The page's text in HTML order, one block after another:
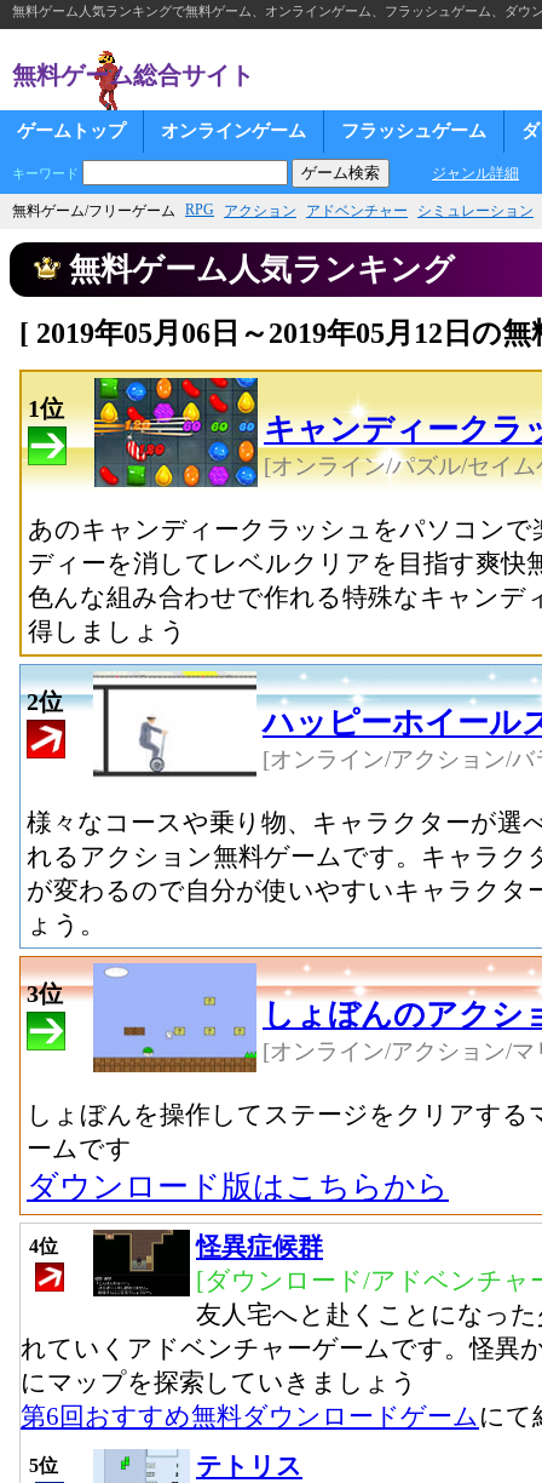
無料ゲーム人気ランキングで無料ゲーム、オンラインゲーム、フラッシュゲーム、ダウ
無料ゲーム総合サイト
ゲームトップ オンラインゲーム フラッシュゲーム
キーワード ジャンル詳細
無料ゲーム/フリーゲーム RPG アクション アドベンチャー シミュレーション
無料ゲーム人気ランキング
[ 2019年05月06日～2019年05月12日の
1位
キャンディークラ
[オンライン/パズル/セイ
あのキャンディークラッシュをパソコンで
ディーを消してレベルクリアを目指す爽快
色んな組み合わせで作れる特殊なキャンデ
得しましょう
2位
ハッピーホイール
[オンライン/アクション/
様々なコースや乗り物、キャラクターが選
れるアクション無料ゲームです。キャラク
が変わるので自分が使いやすいキャラクタ
ょう。
3位
しょぼんのアクシ
[オンライン/アクション/マ
しょぼんを操作してステージをクリアす
ームです
ダウンロード版はこちらから
4位
怪異症候群
[ダウンロード/アドベンチャ
友人宅へと赴くことになっ
れていくアドベンチャーゲームです。怪異
にマップを探索していきましょう
第6回おすすめ無料ダウンロードゲームにて
5位
テトリス